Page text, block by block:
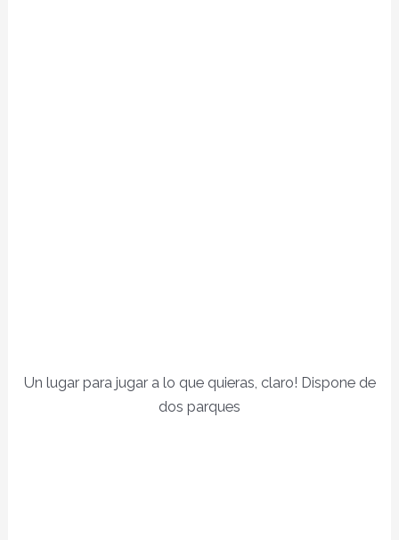
Un lugar para jugar a lo que quieras, claro! Dispone de
dos parques